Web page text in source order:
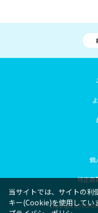
個
特定商
Copyright (c)
当サイトでは、サイトの利
キー(Cookie)を使用してい